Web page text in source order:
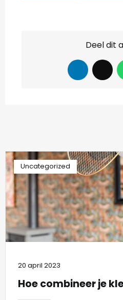
Deel dit
Uncategorized
20 april 2023
Hoe combineer je